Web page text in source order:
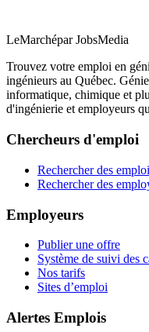
LeMarchépar JobsMedia
Trouvez votre emploi en
ingénieurs au Québec.
informatique, chimique et
d'ingénierie et employeurs
Chercheurs d'emploi
Rechercher des
Rechercher des
Employeurs
Publier une offre
Système de suivi des
Nos tarifs
Sites d’emploi
Alertes Emplois